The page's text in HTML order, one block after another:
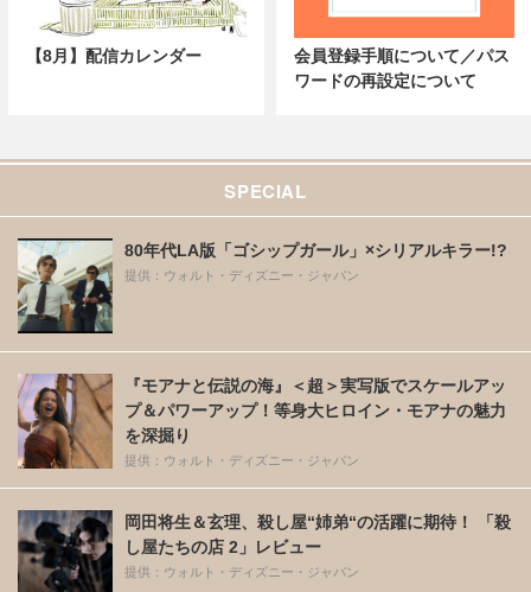
【8月】配信カレンダー
会員登録手順について／パス
ワードの再設定について
SPECIAL
80年代LA版「ゴシップガール」×シリアルキラー!?
提供：ウォルト・ディズニー・ジャパン
『モアナと伝説の海』＜超＞実写版でスケールアッ
プ＆パワーアップ！等身大ヒロイン・モアナの魅力
を深掘り
提供：ウォルト・ディズニー・ジャパン
岡田将生＆玄理、殺し屋“姉弟“の活躍に期待！ 「殺
し屋たちの店 2」レビュー
提供：ウォルト・ディズニー・ジャパン